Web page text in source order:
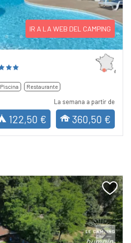
IR A LA WEB DEL CAMPING
Piscina Restaurante
La semana a partir de
122,50 € 360,50 €